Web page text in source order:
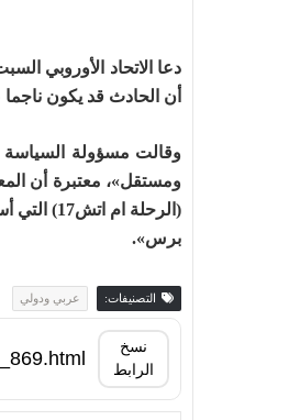
دعا الاتحاد الأوروبي
أن الحادث قد يكون
وقالت مسؤولة السياسة
ومستقل»، معتبرة أن
برس».
التصنيفات: عربي ودولي
نسخ
الرابط